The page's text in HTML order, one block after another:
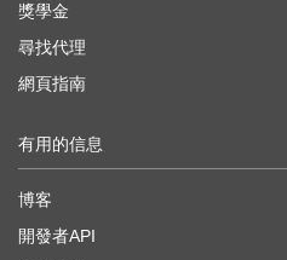
獎學金
尋找代理
網頁指南
有用的信息
博客
開發者API